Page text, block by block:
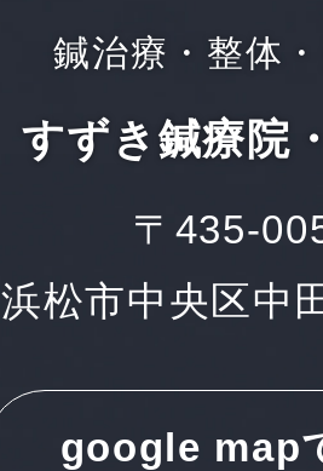
鍼治療・整体
すずき鍼療院
〒435-
浜松市中央区中
google map